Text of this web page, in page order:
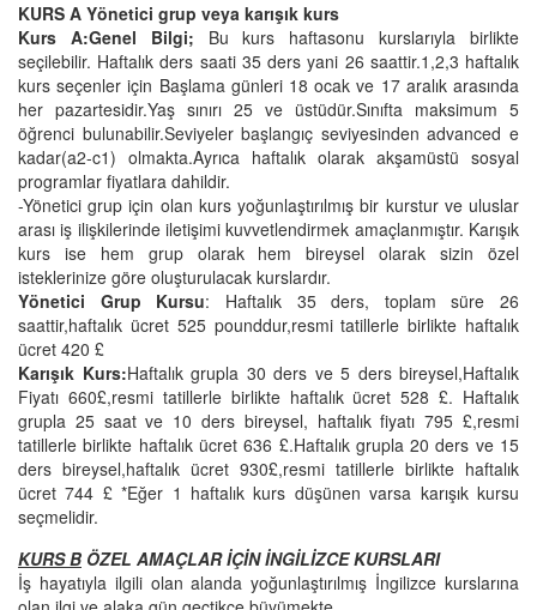
KURS A Yönetici grup veya karışık kurs
Kurs A:Genel Bilgi; Bu kurs haftasonu kurslarıyla birlikte
seçilebilir. Haftalık ders saati 35 ders yani 26 saattir.1,2,3 haftalık
kurs seçenler için Başlama günleri 18 ocak ve 17 aralık arasında
her pazartesidir.Yaş sınırı 25 ve üstüdür.Sınıfta maksimum 5
öğrenci bulunabilir.Seviyeler başlangıç seviyesinden advanced e
kadar(a2-c1) olmakta.Ayrıca haftalık olarak akşamüstü sosyal
programlar fiyatlara dahildir.
-Yönetici grup için olan kurs yoğunlaştırılmış bir kurstur ve uluslar
arası iş ilişkilerinde iletişimi kuvvetlendirmek amaçlanmıştır. Karışık
kurs ise hem grup olarak hem bireysel olarak sizin özel
isteklerinize göre oluşturulacak kurslardır.
Yönetici Grup Kursu: Haftalık 35 ders, toplam süre 26
saattir,haftalık ücret 525 pounddur,resmi tatillerle birlikte haftalık
ücret 420 £
Karışık Kurs:Haftalık grupla 30 ders ve 5 ders bireysel,Haftalık
Fiyatı 660£,resmi tatillerle birlikte haftalık ücret 528 £. Haftalık
grupla 25 saat ve 10 ders bireysel, haftalık fiyatı 795 £,resmi
tatillerle birlikte haftalık ücret 636 £.Haftalık grupla 20 ders ve 15
ders bireysel,haftalık ücret 930£,resmi tatillerle birlikte haftalık
ücret 744 £ *Eğer 1 haftalık kurs düşünen varsa karışık kursu
seçmelidir.
KURS B ÖZEL AMAÇLAR İÇİN İNGİLİZCE KURSLARI
İş hayatıyla ilgili olan alanda yoğunlaştırılmış İngilizce kurslarına